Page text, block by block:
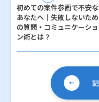
b
o
o
k
初めての案件参画で不安な
あなたへ｜失敗しないため
の質問・コミュニケーショ
ン術とは？